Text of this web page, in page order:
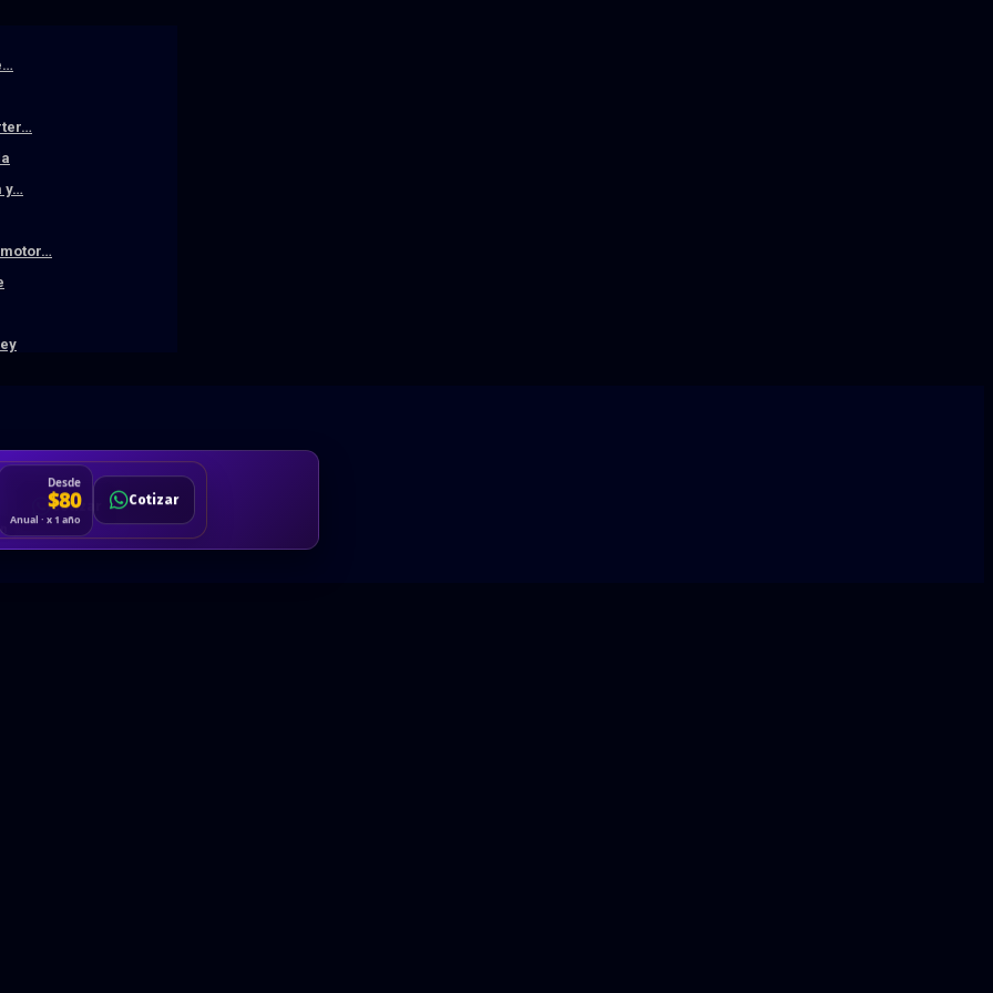
y…
Desde
$80
Anual · x 1 año
Cotizar
Cotizar
Hablemos
Solicitar